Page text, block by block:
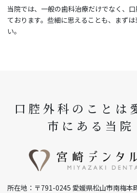
当院では、一般の歯科治療だけでなく、
ております。些細に思えることも、まず
い。
口腔外科のことは
市にある当院
所在地：〒791-0245 愛媛県松山市南梅本